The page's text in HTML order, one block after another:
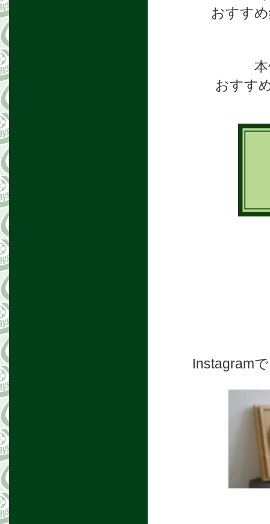
おすす
おすす
Instagram